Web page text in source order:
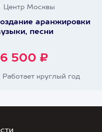
Центр Москвы
аранжировки
песни
500 ₽
Работает круглый год